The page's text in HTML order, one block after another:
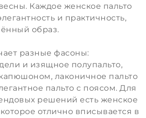
Каждое женское пальто
и практичность,
образ.
разные фасоны:
и изящное полупальто,
лаконичное пальто
пальто с поясом. Для
решений есть женское
отлично вписывается в